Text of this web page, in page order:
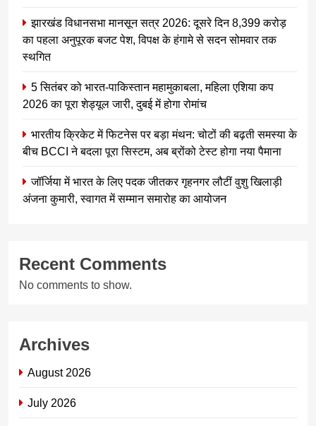
झारखंड विधानसभा मानसून सत्र 2026: दूसरे दिन 8,399 करोड़
का पहला अनुपूरक बजट पेश, विपक्ष के हंगामे से सदन सोमवार तक
स्थगित
5 सितंबर को भारत-पाकिस्तान महामुकाबला, महिला एशिया कप
2026 का पूरा शेड्यूल जारी, दुबई में होगा रोमांच
भारतीय क्रिकेट में फिटनेस पर बड़ा मंथन: चोटों की बढ़ती समस्या के
बीच BCCI ने बदला पूरा सिस्टम, अब ब्रोंको टेस्ट होगा नया पैमाना
जॉर्जिया में भारत के लिए पदक जीतकर गृहनगर लौटीं वुशु खिलाड़ी
अंजना कुमारी, स्वागत में सम्मान समारोह का आयोजन
Recent Comments
No comments to show.
Archives
August 2026
July 2026